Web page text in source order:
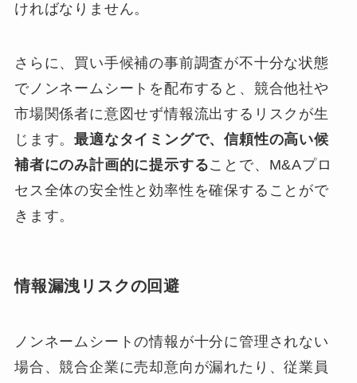
ければなりません。
さらに、買い手候補の事前調査が不十分な状態
でノンネームシートを配布すると、競合他社や
市場関係者に意図せず情報流出するリスクが生
じます。最適なタイミングで、信頼性の高い候
補者にのみ計画的に提示することで、M&Aプロ
セス全体の安全性と効率性を確保することがで
きます。
情報漏洩リスクの回避
ノンネームシートの情報が十分に管理されない
場合、競合企業に売却意向が漏れたり、従業員